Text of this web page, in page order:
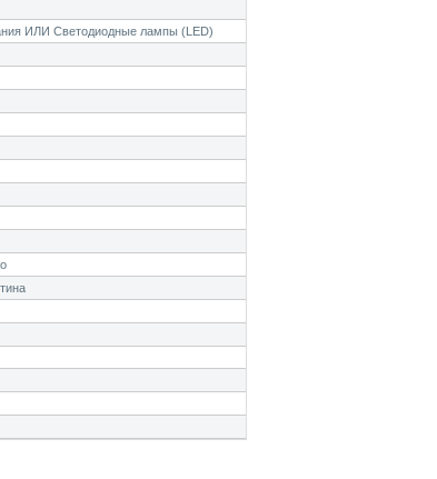
ИЛИ Светодиодные лампы (LED)